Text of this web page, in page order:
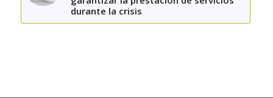
durante la crisis